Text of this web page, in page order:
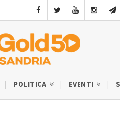
POLITICA EVENTI